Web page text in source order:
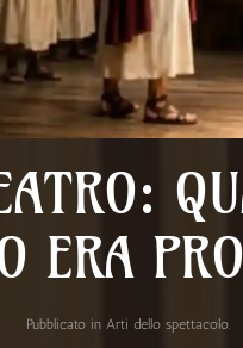
ERA
Pubblicato in Arti dello spettacolo.